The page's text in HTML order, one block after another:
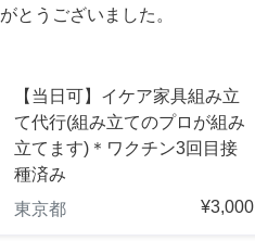
とうございました。
【当日可】イケア家具組み立
て代行(組み立てのプロが組み
立てます)＊ワクチン3回目接
種済み
東京都
¥3,000